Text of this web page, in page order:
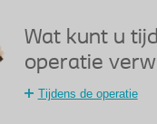
Wat kunt u
operatie
Tijdens de operatie